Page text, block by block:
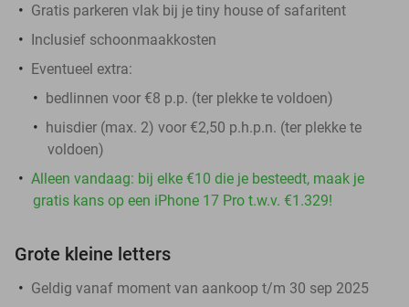
Gratis parkeren vlak bij je tiny house of safaritent
Inclusief schoonmaakkosten
Eventueel extra:
bedlinnen voor €8 p.p. (ter plekke te voldoen)
huisdier (max. 2) voor €2,50 p.h.p.n. (ter plekke te
voldoen)
Alleen vandaag: bij elke €10 die je besteedt, maak je
gratis kans op een iPhone 17 Pro t.w.v. €1.329!
Grote kleine letters
Geldig vanaf moment van aankoop t/m 30 sep 2025